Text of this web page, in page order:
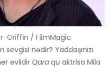
Griffin / FilmMagic
sevgisi nədir? Yaddaşınızı
evlidir Qara qu aktrisa Mila